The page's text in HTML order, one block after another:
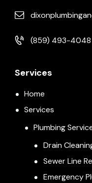
(859) 493-4048
Services
Home
Services
Plumbing
Drain
Sewer Line
Emergency